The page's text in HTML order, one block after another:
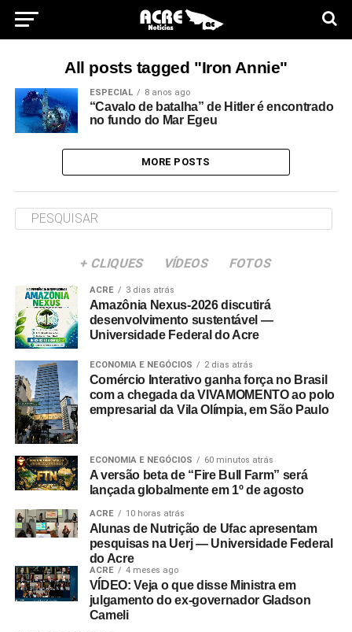
All posts tagged "Iron Annie"
ESPECIAL 8 anos ago
“Cavalo de batalha” de Hitler é encontrado
no fundo do Mar Egeu
MORE POSTS
+ CLIQUES VÍDEOS FOTOS
ACRE 3 dias atrás
Amazônia Nexus-2026 discutirá
desenvolvimento sustentável —
Universidade Federal do Acre
ECONOMIA E NEGÓCIOS 2 dias atrás
Comércio Interativo ganha força no Brasil
com a chegada da VIVAMOMENTO ao polo
empresarial da Vila Olímpia, em São Paulo
ECONOMIA E NEGÓCIOS 60 minutos atrás
A versão beta de “Fire Bull Farm” será
lançada globalmente em 1º de agosto
ACRE 10 horas atrás
Alunas de Nutrição de Ufac apresentam
pesquisas na Uerj — Universidade Federal
do Acre
ACRE 4 meses ago
VÍDEO: Veja o que disse Ministra em
julgamento do ex-governador Gladson
Cameli